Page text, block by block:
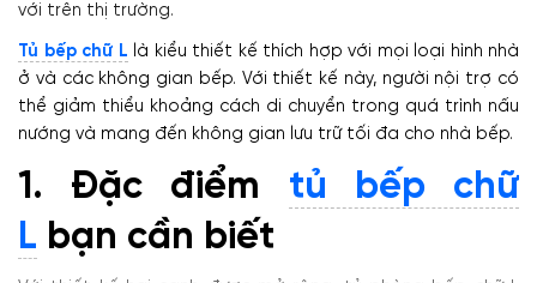
với trên thị trường.
Tủ bếp chữ L là kiểu thiết kế thích hợp với mọi loại hình nhà
ở và các không gian bếp. Với thiết kế này, người nội trợ có
thể giảm thiểu khoảng cách di chuyển trong quá trình nấu
nướng và mang đến không gian lưu trữ tối đa cho nhà bếp.
1. Đặc điểm tủ bếp chữ
L bạn cần biết